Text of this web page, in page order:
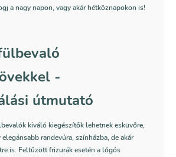
a nagy napon, vagy akár hétköznapokon is!
-
útmutató
kiváló kiegészítők lehetnek esküvőre,
randevúra, színházba, de akár
is. Feltűzött frizurák esetén a lógós